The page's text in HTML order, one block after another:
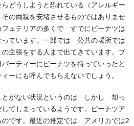
どうしようと恐れている（アレルギー
の両親を安堵させるものではありませ
フェテリアの多くで すでにピーナツは
っています。一部では 公共の場所では
主張をする人まで出てきています。ブ
ーティーにピーナツを持っていったと
ーにも呼んでもらえないでしょう。
とがない状況というのは しかし 却っ
てしまっているようです。ピーナツア
のです。最近の推定では アメリカでは2